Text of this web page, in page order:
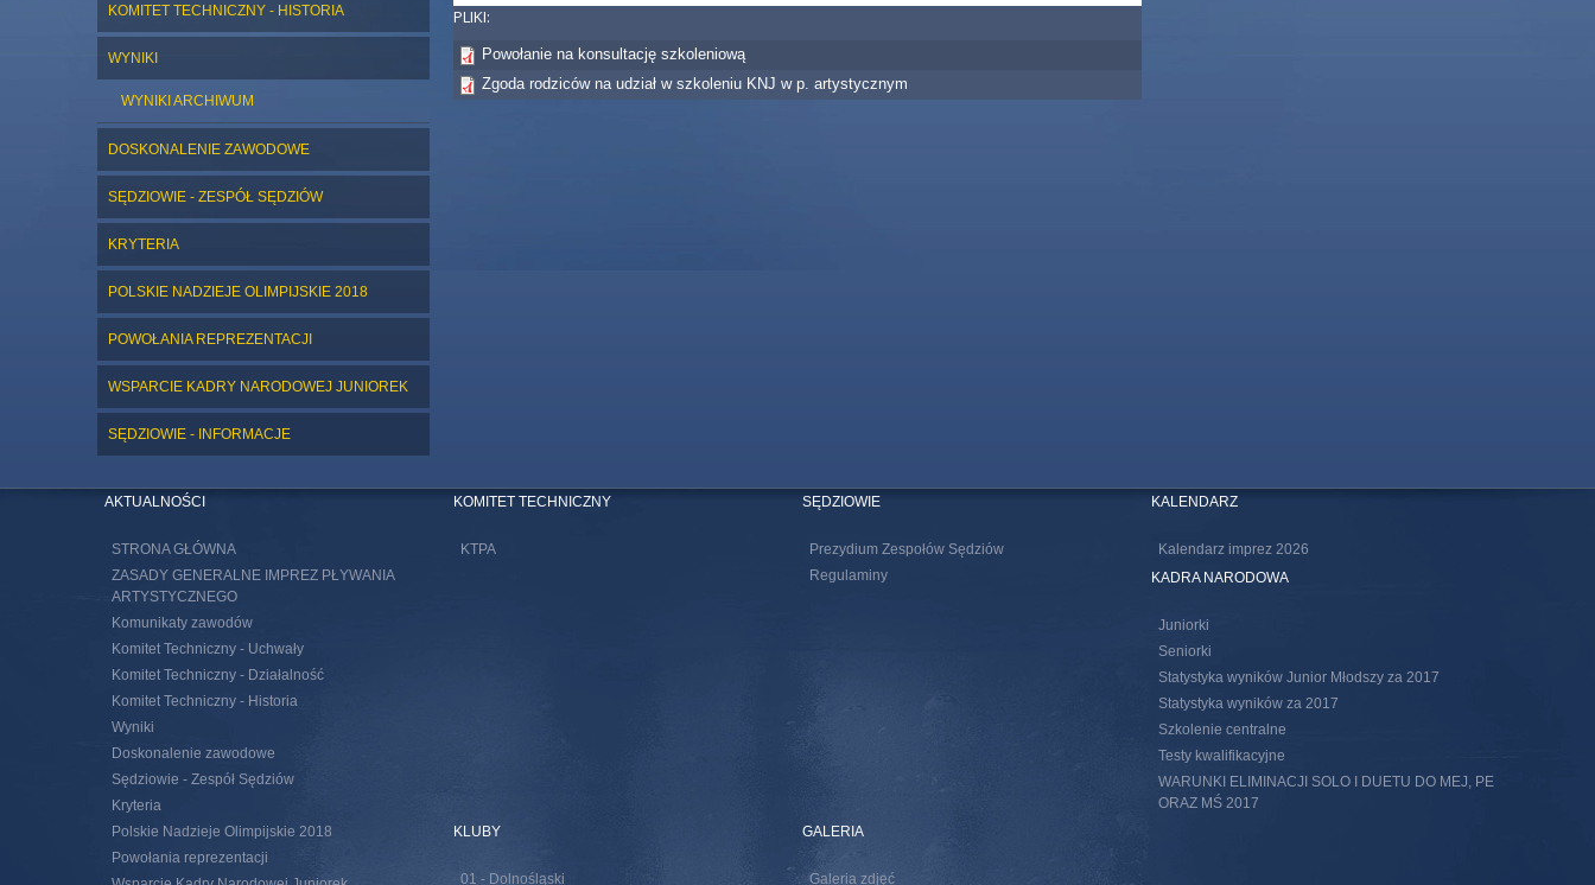
KOMITET TECHNICZNY - HISTORIA
WYNIKI
WYNIKI ARCHIWUM
DOSKONALENIE ZAWODOWE
SĘDZIOWIE - ZESPÓŁ SĘDZIÓW
KRYTERIA
POLSKIE NADZIEJE OLIMPIJSKIE 2018
POWOŁANIA REPREZENTACJI
WSPARCIE KADRY NARODOWEJ JUNIOREK
SĘDZIOWIE - INFORMACJE
PLIKI:
Powołanie na konsultację szkoleniową
Zgoda rodziców na udział w szkoleniu KNJ w p. artystycznym
AKTUALNOŚCI
STRONA GŁÓWNA
ZASADY GENERALNE IMPREZ PŁYWANIA
ARTYSTYCZNEGO
Komunikaty zawodów
Komitet Techniczny - Uchwały
Komitet Techniczny - Działalność
Komitet Techniczny - Historia
Wyniki
Doskonalenie zawodowe
Sędziowie - Zespół Sędziów
Kryteria
Polskie Nadzieje Olimpijskie 2018
Powołania reprezentacji
KOMITET TECHNICZNY
KTPA
SĘDZIOWIE
Prezydium Zespołów Sędziów
Regulaminy
KALENDARZ
Kalendarz imprez 2026
KADRA NARODOWA
Juniorki
Seniorki
Statystyka wyników Junior Młodszy za 2017
Statystyka wyników za 2017
Szkolenie centralne
Testy kwalifikacyjne
WARUNKI ELIMINACJI SOLO I DUETU DO MEJ, PE
ORAZ MŚ 2017
KLUBY
01 - Dolnośląski
GALERIA
Galeria zdjęć